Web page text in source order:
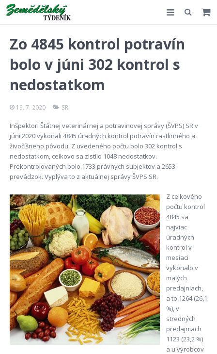
Zo 4845 kontrol potravín
bolo v júni 302 kontrol s
nedostatkom
19. 7. 2020 SR
Inšpektori Štátnej veterinárnej a potravinovej správy (ŠVPS) SR v
júni 2020 vykonali 4845 úradných kontrol potravín rastlinného a
živočíšneho pôvodu. Z uvedeného počtu bolo 302 kontrol s
nedostatkom, celkovo sa zistilo 1048 nedostatkov.
Prekontrolovaných bolo 1733 právnych subjektov a 2653
prevádzok. Vyplýva to z aktuálnej správy ŠVPS SR.
Z celkového
počtu kontrol
4845 sa
najviac
úradných
kontrol v
mesiaci
vykonalo v
malých
predajniach,
a to 1264 (26,1
%), v
stredných
predajniach
1123 (23,2 %)
a u výrobcov